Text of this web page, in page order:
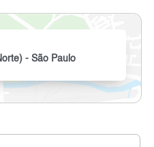
- São Paulo